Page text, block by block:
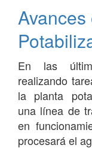
En las
realizando
la planta
una línea de
en
procesará el